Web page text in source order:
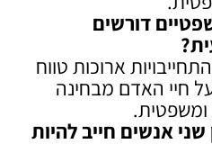
דורשים
?
ארוכות טווח
חיי האדם מבחינה
אנשים חייב להיות